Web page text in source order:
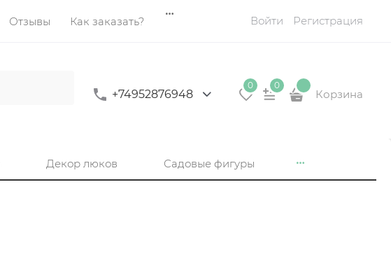
Отзывы Как заказать? Войти Регистрация
+74952876948
0 0
Корзина
Декор люков Садовые фигуры